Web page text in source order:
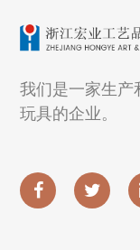
我们是一家生产
玩具的企业。